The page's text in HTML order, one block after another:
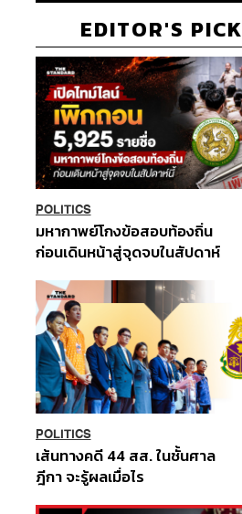
EDITOR'S PICK
POLITICS
มหากาพย์โกงข้อสอบท้องถิ่น
ก่อนเดินหน้าสู่จุดจบในสัปดาห์
POLITICS
เส้นทางคดี 44 สส. ในชั้นศาล
ฎีกา จะรู้ผลเมื่อไร